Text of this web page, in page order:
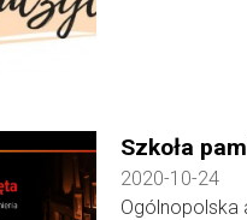
Szkoła
2020-10-24
Ogólnopolska